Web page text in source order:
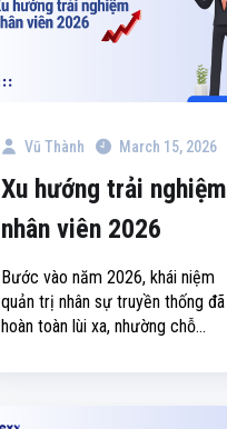
Vũ Thành March 15, 2026
Xu hướng trải nghiệm
nhân viên 2026
Bước vào năm 2026, khái niệm
quản trị nhân sự truyền thống đã
hoàn toàn lùi xa, nhường chỗ...